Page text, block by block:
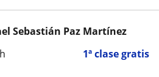
1ª clase gratis
Sebastián Paz Martínez